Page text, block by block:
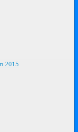
2015